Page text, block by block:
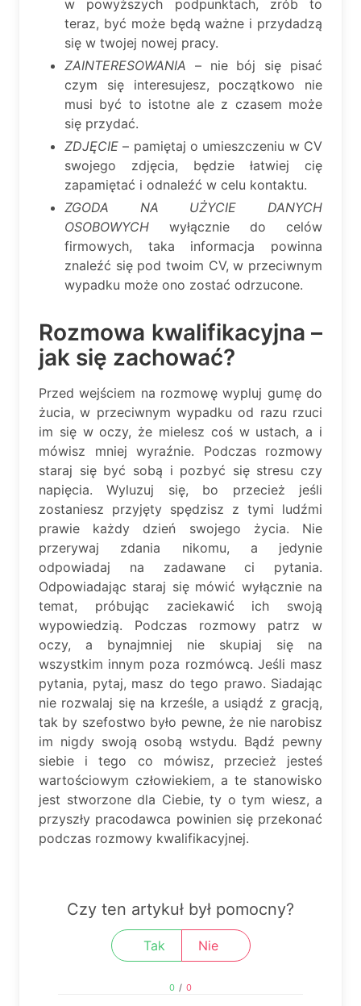
w powyższych podpunktach, zrób to
teraz, być może będą ważne i przydadzą
się w twojej nowej pracy.
ZAINTERESOWANIA – nie bój się pisać
czym się interesujesz, początkowo nie
musi być to istotne ale z czasem może
się przydać.
ZDJĘCIE – pamiętaj o umieszczeniu w CV
swojego zdjęcia, będzie łatwiej cię
zapamiętać i odnaleźć w celu kontaktu.
ZGODA NA UŻYCIE DANYCH
OSOBOWYCH wyłącznie do celów
firmowych, taka informacja powinna
znaleźć się pod twoim CV, w przeciwnym
wypadku może ono zostać odrzucone.
Rozmowa kwalifikacyjna –
jak się zachować?
Przed wejściem na rozmowę wypluj gumę do
żucia, w przeciwnym wypadku od razu rzuci
im się w oczy, że mielesz coś w ustach, a i
mówisz mniej wyraźnie. Podczas rozmowy
staraj się być sobą i pozbyć się stresu czy
napięcia. Wyluzuj się, bo przecież jeśli
zostaniesz przyjęty spędzisz z tymi ludźmi
prawie każdy dzień swojego życia. Nie
przerywaj zdania nikomu, a jedynie
odpowiadaj na zadawane ci pytania.
Odpowiadając staraj się mówić wyłącznie na
temat, próbując zaciekawić ich swoją
wypowiedzią. Podczas rozmowy patrz w
oczy, a bynajmniej nie skupiaj się na
wszystkim innym poza rozmówcą. Jeśli masz
pytania, pytaj, masz do tego prawo. Siadając
nie rozwalaj się na krześle, a usiądź z gracją,
tak by szefostwo było pewne, że nie narobisz
im nigdy swoją osobą wstydu. Bądź pewny
siebie i tego co mówisz, przecież jesteś
wartościowym człowiekiem, a te stanowisko
jest stworzone dla Ciebie, ty o tym wiesz, a
przyszły pracodawca powinien się przekonać
podczas rozmowy kwalifikacyjnej.
Czy ten artykuł był pomocny?
Tak Nie
0 / 0